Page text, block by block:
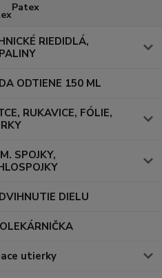
Patex
RIEDIDLÁ,
ODTIENE 150 ML
RUKAVICE, FÓLIE,
SPOJKY,
DIELU
utierky